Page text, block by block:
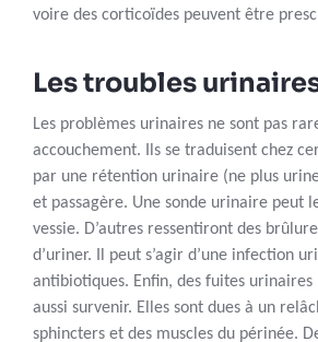
voire des corticoïdes peuvent être
Les troubles
Les problèmes urinaires ne sont pas
accouchement. Ils se traduisent chez
par une rétention urinaire (ne plus
et passagère. Une sonde urinaire peut
vessie. D’autres ressentiront des
d’uriner. Il peut s’agir d’une infection
antibiotiques. Enfin, des fuites urinaires
aussi survenir. Elles sont dues à un
sphincters et des muscles du périnée.